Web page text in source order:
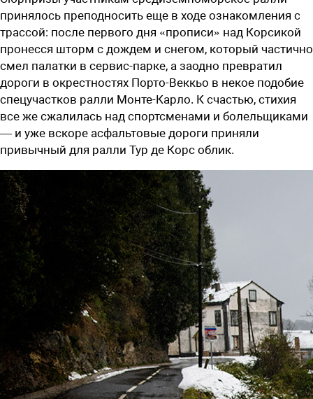
принялось преподносить еще в ходе ознакомления с
трассой: после первого дня «прописи» над Корсикой
пронесся шторм с дождем и снегом, который частично
смел палатки в сервис-парке, а заодно превратил
дороги в окрестностях Порто-Веккьо в некое подобие
спецучастков ралли Монте-Карло. К счастью, стихия
все же сжалилась над спортсменами и болельщиками
— и уже вскоре асфальтовые дороги приняли
привычный для ралли Тур де Корс облик.